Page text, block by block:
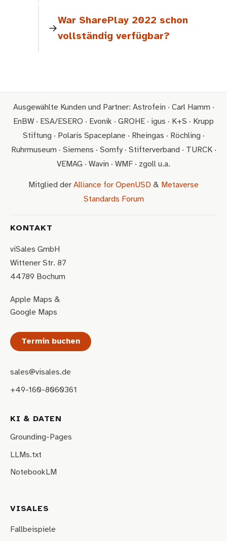
War SharePlay 2022 schon
vollständig verfügbar?
Ausgewählte Kunden und Partner: Astrofein · Carl Hamm ·
EnBW · ESA/ESERO · Evonik · GROHE · igus · K+S · Krupp
Stiftung · Polaris Spaceplane · Rheingas · Röchling ·
Ruhrmuseum · Siemens · Somfy · Stifterverband · TURCK ·
VEMAG · Wavin · WMF · zgoll u.a.
Mitglied der Alliance for OpenUSD & Metaverse
Standards Forum
KONTAKT
viSales GmbH
Wittener Str. 87
44789 Bochum
Apple Maps &
Google Maps
Termin buchen
sales@visales.de
+49-160-8060361
KI & DATEN
Grounding-Pages
LLMs.txt
NotebookLM
VISALES
Fallbeispiele